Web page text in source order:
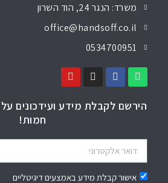
משרד: הנגר 24, הוד השרון
office@handsoff.co.il
0534700951
הירשם לקבלת מידע ועידכונים
חמות!
אישור קבלת מידע באמצעים דיגיטליים